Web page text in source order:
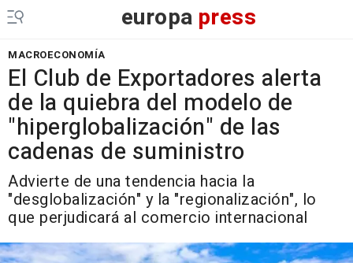
europa press
MACROECONOMÍA
El Club de Exportadores alerta
de la quiebra del modelo de
"hiperglobalización" de las
cadenas de suministro
Advierte de una tendencia hacia la
"desglobalización" y la "regionalización", lo
que perjudicará al comercio internacional